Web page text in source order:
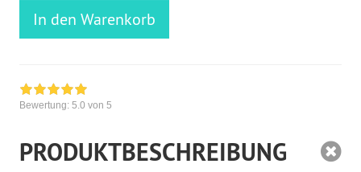
In den Warenkorb
Bewertung: 5.0 von 5
PRODUKTBESCHREIBUNG